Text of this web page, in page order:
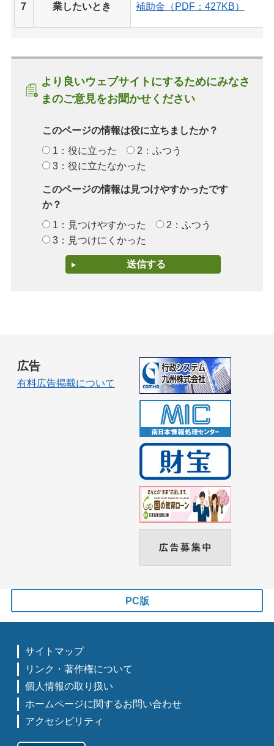
7
業したいとき
補助金（PDF：427KB）
より良いウェブサイトにするためにみなさ
まのご意見をお聞かせください
このページの情報は役に立ちましたか？
1：役に立った
2：ふつう
3：役に立たなかった
このページの情報は見つけやすかったです
か？
1：見つけやすかった
2：ふつう
3：見つけにくかった
広告
有料広告掲載について
PC版
サイトマップ
リンク・著作権について
個人情報の取り扱い
ホームページに関するお問い合わせ
アクセシビリティ